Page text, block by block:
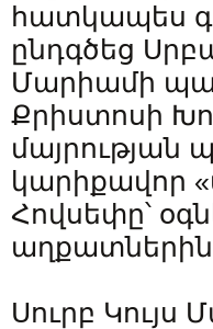
հատկապես
ընդգծեց
Մարիամի
Քրիստոսի
մայրության
կարիքավոր
Հովսեփը՝
Սուրբ Կույս